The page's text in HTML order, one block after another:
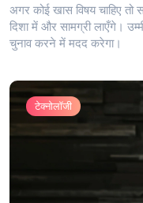
अगर कोई खास विषय चाहिए तो
दिशा में और सामग्री लाएँगे।
चुनाव करने में मदद करेगा।
टेक्नोलॉजी